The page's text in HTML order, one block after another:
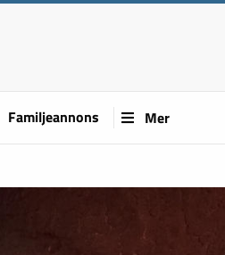
Familjeannons Mer